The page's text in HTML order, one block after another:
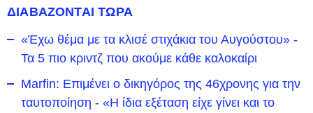
ΔΙΑΒΑΖΟΝΤΑΙ ΤΩΡΑ
«Έχω θέμα με τα κλισέ στιχάκια του Αυγούστου» -
Τα 5 πιο κριντζ που ακούμε κάθε καλοκαίρι
Marfin: Επιμένει ο δικηγόρος της 46χρονης για την
ταυτοποίηση - «Η ίδια εξέταση είχε γίνει και το